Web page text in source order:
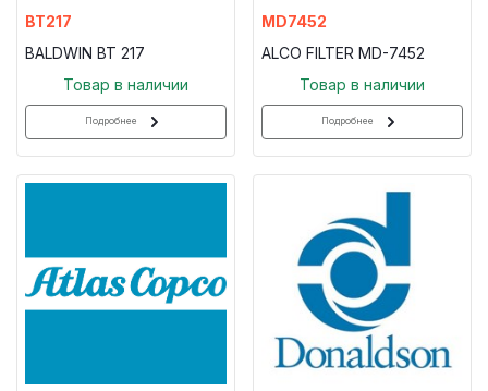
BT217
BALDWIN BT 217
Товар в наличии
Подробнее
MD7452
ALCO FILTER MD-7452
Товар в наличии
Подробнее